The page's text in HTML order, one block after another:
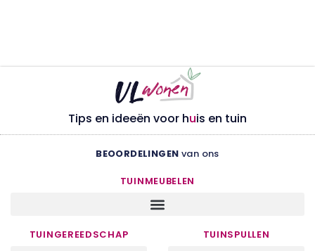
Tips en ideeën voor huis en tuin
BEOORDELINGEN van ons
TUINMEUBELEN
TUINGEREEDSCHAP TUINSPULLEN